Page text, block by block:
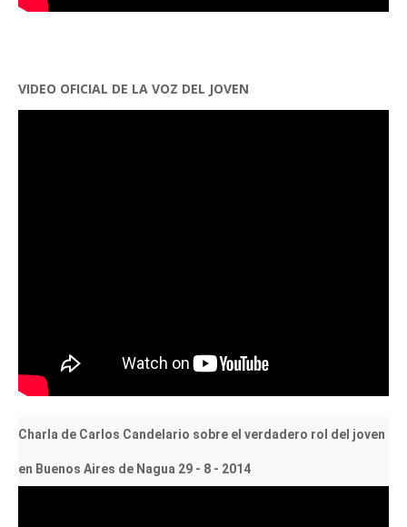
VIDEO OFICIAL DE LA VOZ DEL JOVEN
Charla de Carlos Candelario sobre el verdadero rol del joven
en Buenos Aires de Nagua 29 - 8 - 2014